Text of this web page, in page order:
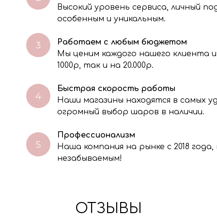
электронную форму, Вы даете согласие на обработку, сбор,
Вами информации на условиях Политики обработки
Высокий уровень сервиса, личный
особенным и уникальным.
Работаем с любым бюджетом
Мы ценим каждого нашего клиента
1000р, так и на 20.000р.
Быстрая скорость работы
Наши магазины находятся в самых
огромный выбор шаров в наличии.
Профессионализм
Наша компания на рынке с 2018
незабываемым!
ОТЗЫВЫ